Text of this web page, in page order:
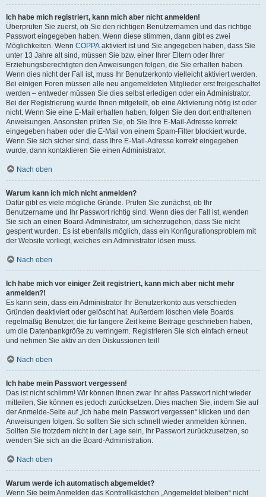
Ich habe mich registriert, kann mich aber nicht anmelden!
Überprüfen Sie zuerst, ob Sie den richtigen Benutzernamen und das richtige
Passwort eingegeben haben. Wenn diese stimmen, dann gibt es zwei
Möglichkeiten. Wenn COPPA aktiviert ist und Sie angegeben haben, dass Sie
unter 13 Jahre alt sind, müssen Sie bzw. einer Ihrer Eltern oder Ihrer
Erziehungsberechtigten den Anweisungen folgen, die Sie erhalten haben.
Wenn dies nicht der Fall ist, muss Ihr Benutzerkonto vielleicht aktiviert werden.
Bei einigen Foren müssen alle neu angemeldeten Mitglieder erst freigeschaltet
werden – entweder müssen Sie dies selbst erledigen oder ein Administrator.
Bei der Registrierung wurde Ihnen mitgeteilt, ob eine Aktivierung nötig ist oder
nicht. Wenn Sie eine E-Mail erhalten haben, folgen Sie den dort enthaltenen
Anweisungen. Ansonsten prüfen Sie, ob Sie Ihre E-Mail-Adresse korrekt
eingegeben haben oder die E-Mail von einem Spam-Filter blockiert wurde.
Wenn Sie sich sicher sind, dass Ihre E-Mail-Adresse korrekt eingegeben
wurde, dann kontaktieren Sie einen Administrator.
Nach oben
Warum kann ich mich nicht anmelden?
Dafür gibt es viele mögliche Gründe. Prüfen Sie zunächst, ob Ihr
Benutzername und Ihr Passwort richtig sind. Wenn dies der Fall ist, wenden
Sie sich an einen Board-Administrator, um sicherzugehen, dass Sie nicht
gesperrt wurden. Es ist ebenfalls möglich, dass ein Konfigurationsproblem mit
der Website vorliegt, welches ein Administrator lösen muss.
Nach oben
Ich habe mich vor einiger Zeit registriert, kann mich aber nicht mehr
anmelden?!
Es kann sein, dass ein Administrator Ihr Benutzerkonto aus verschieden
Gründen deaktiviert oder gelöscht hat. Außerdem löschen viele Boards
regelmäßig Benutzer, die für längere Zeit keine Beiträge geschrieben haben,
um die Datenbankgröße zu verringern. Registrieren Sie sich einfach erneut
und nehmen Sie aktiv an den Diskussionen teil!
Nach oben
Ich habe mein Passwort vergessen!
Das ist nicht schlimm! Wir können Ihnen zwar Ihr altes Passwort nicht wieder
mitteilen, Sie können es jedoch zurücksetzen. Dies machen Sie, indem Sie auf
der Anmelde-Seite auf „Ich habe mein Passwort vergessen“ klicken und den
Anweisungen folgen. So sollten Sie sich schnell wieder anmelden können.
Sollten Sie trotzdem nicht in der Lage sein, Ihr Passwort zurückzusetzen, so
wenden Sie sich an die Board-Administration.
Nach oben
Warum werde ich automatisch abgemeldet?
Wenn Sie beim Anmelden das Kontrollkästchen „Angemeldet bleiben“ nicht